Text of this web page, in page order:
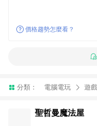
價格趨勢怎麼看？
分類： 電腦電玩 遊
聖哲曼魔法屋